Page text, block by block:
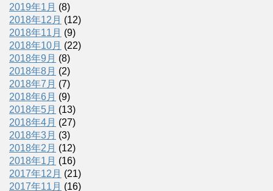
2019年1月 (8)
2018年12月 (12)
2018年11月 (9)
2018年10月 (22)
2018年9月 (8)
2018年8月 (2)
2018年7月 (7)
2018年6月 (9)
2018年5月 (13)
2018年4月 (27)
2018年3月 (3)
2018年2月 (12)
2018年1月 (16)
2017年12月 (21)
2017年11月 (16)